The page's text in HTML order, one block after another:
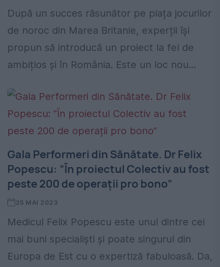
După un succes răsunător pe piața jocurilor
de noroc din Marea Britanie, experții își
propun să introducă un proiect la fel de
ambițios și în România. Este un loc nou...
Gala Performeri din Sănătate. Dr Felix
Popescu: ”În proiectul Colectiv au fost
peste 200 de operații pro bono”
25 MAI 2023
Medicul Felix Popescu este unul dintre cei
mai buni specialiști și poate singurul din
Europa de Est cu o expertiză fabuloasă. Da,